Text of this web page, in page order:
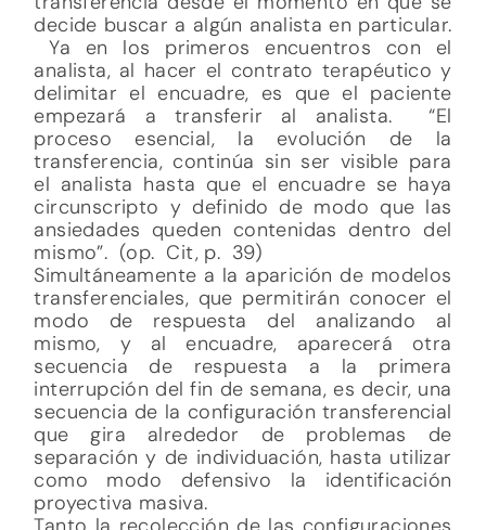
decide buscar a algún analista en particular.
Ya en los primeros encuentros con el
analista, al hacer el contrato terapéutico y
delimitar el encuadre, es que el paciente
empezará a transferir al analista. “El
proceso esencial, la evolución de la
transferencia, continúa sin ser visible para
el analista hasta que el encuadre se haya
circunscripto y definido de modo que las
ansiedades queden contenidas dentro del
mismo”. (op. Cit, p. 39)
Simultáneamente a la aparición de modelos
transferenciales, que permitirán conocer el
modo de respuesta del analizando al
mismo, y al encuadre, aparecerá otra
secuencia de respuesta a la primera
interrupción del fin de semana, es decir, una
secuencia de la configuración transferencial
que gira alrededor de problemas de
separación y de individuación, hasta utilizar
como modo defensivo la identificación
proyectiva masiva.